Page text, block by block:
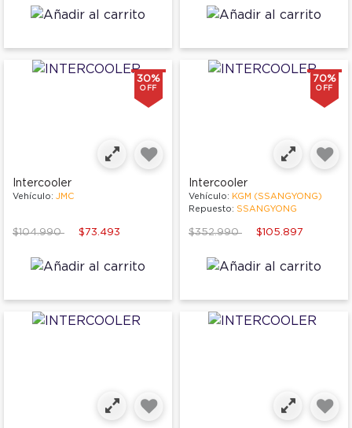
30%
OFF
Intercooler
Vehículo: JMC
Price reduced from
$104.990to $73.493
70%
OFF
Intercooler
Vehículo: KGM (SSANGYONG)
Repuesto: SSANGYONG
Price reduced from
$352.990to $105.897